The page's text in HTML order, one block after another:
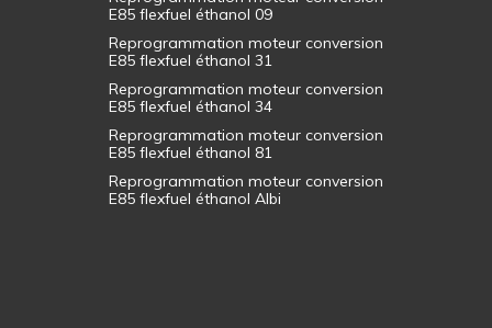
E85 flexfuel éthanol 09
Reprogrammation moteur conversion
E85 flexfuel éthanol 31
Reprogrammation moteur conversion
E85 flexfuel éthanol 34
Reprogrammation moteur conversion
E85 flexfuel éthanol 81
Reprogrammation moteur conversion
E85 flexfuel éthanol Albi